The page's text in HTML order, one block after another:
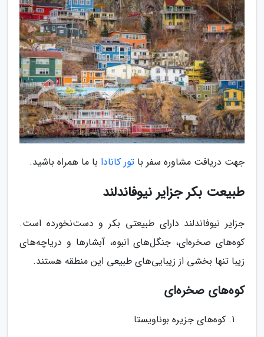
جهت دریافت مشاوره سفر با تور کانادا با ما همراه باشید.
طبیعت بکر جزایر نیوفاندلند
جزایر نیوفاندلند دارای طبیعتی بکر و دست‌نخورده است.
کوه‌های صخره‌ای، جنگل‌های انبوه، آبشارها و دریاچه‌های
زیبا تنها بخشی از زیبایی‌های طبیعی این منطقه هستند.
کوه‌های صخره‌ای
کوه‌های جزیره بوناویستا